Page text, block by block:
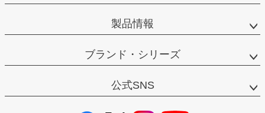
製品情報
ブランド・シリーズ
公式SNS